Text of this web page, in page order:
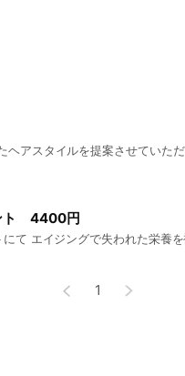
ヘアスタイルを提案させていた
ト 4400円
て エイジングで失われた栄養
1